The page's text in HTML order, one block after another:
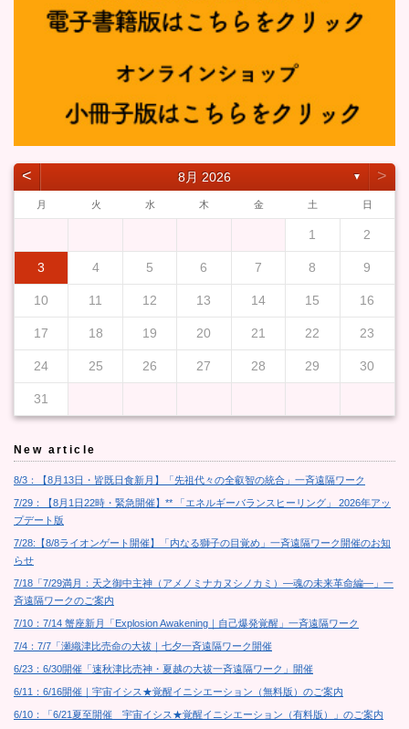
˂ 8月 2026 ▼ ˃
月 火 水 木 金 土 日
1 2
3 4 5 6 7 8 9
10 11 12 13 14 15 16
17 18 19 20 21 22 23
24 25 26 27 28 29 30
31
New article
8/3：【8月13日・皆既日食新月】「先祖代々の全叡智の統合」一斉遠隔ワーク
7/29：【8月1日22時・緊急開催】** 「エネルギーバランスヒーリング」 2026年アッ
プデート版
7/28:【8/8ライオンゲート開催】「内なる獅子の目覚め」一斉遠隔ワーク開催のお知
らせ
7/18「7/29満月：天之御中主神（アメノミナカヌシノカミ）―魂の未来革命編―」一
斉遠隔ワークのご案内
7/10：7/14 蟹座新月「Explosion Awakening｜自己爆発覚醒」一斉遠隔ワーク
7/4：7/7「瀬織津比売命の大祓｜七夕一斉遠隔ワーク開催
6/23：6/30開催「速秋津比売神・夏越の大祓一斉遠隔ワーク」開催
6/11：6/16開催｜宇宙イシス★覚醒イニシエーション（無料版）のご案内
6/10：「6/21夏至開催 宇宙イシス★覚醒イニシエーション（有料版）」のご案内